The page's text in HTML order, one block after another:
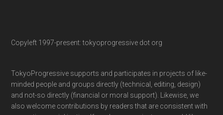
Copyleft 1997-present: tokyoprogressive dot org
TokyoProgressive supports and participates in projects of like-
minded people and groups directly (technical, editing, design)
and not-so directly (financial or moral support). Likewise, we
also welcome contributions by readers that are consistent with